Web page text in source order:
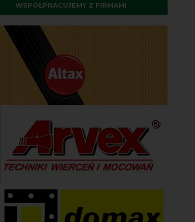
WSPÓŁPRACUJEMY Z FIRMAMI